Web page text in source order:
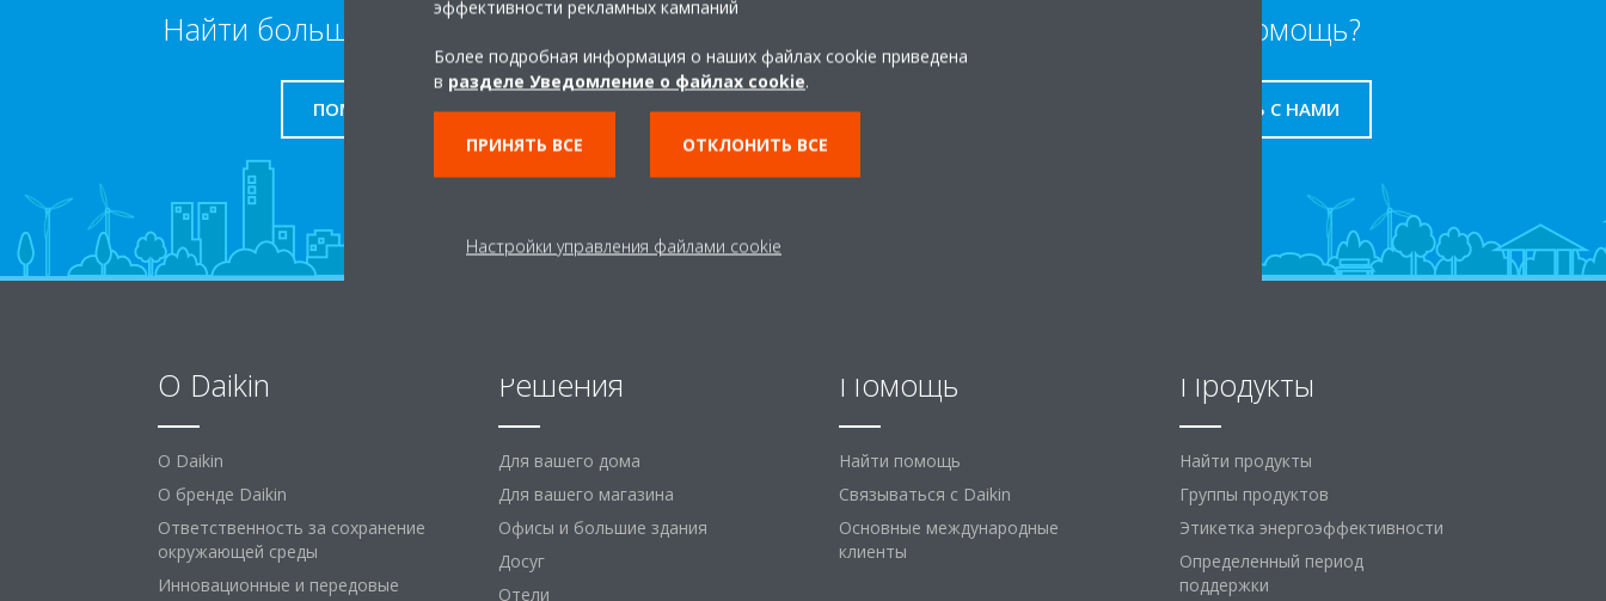
Найти больше информации
ПОМОЩЬ
Нужна помощь?
СВЯЖИТЕСЬ С НАМИ
O Daikin
O Daikin
О бренде Daikin
Ответственность за сохранение
окружающей среды
Инновационные и передовые
Решения
Для вашего дома
Для вашего магазина
Офисы и большие здания
Досуг
Отели
Помощь
Найти помощь
Связываться с Daikin
Основные международные
клиенты
Продукты
Найти продукты
Группы продуктов
Этикетка энергоэффективности
Определенный период
поддержки
эффективности рекламных кампаний
Более подробная информация о наших файлах cookie приведена
в разделе Уведомление о файлах cookie.
ПРИНЯТЬ ВСЕ ОТКЛОНИТЬ ВСЕ
Настройки управления файлами cookie